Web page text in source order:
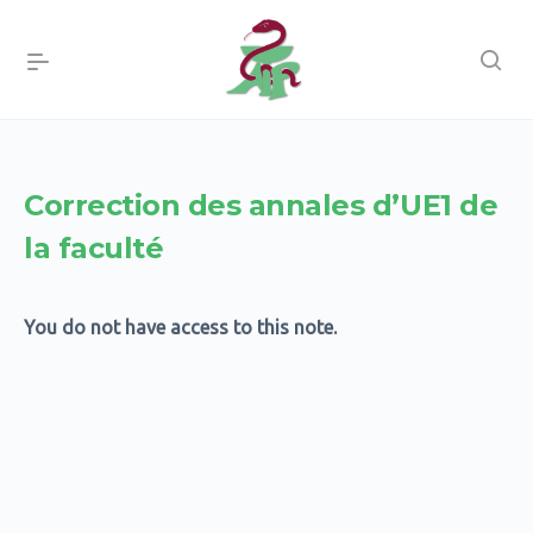
Correction des annales d’UE1 de
la faculté
You do not have access to this note.